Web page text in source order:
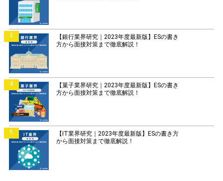
3
【銀行業界研究｜2023年度最新版】ESの書き
方から面接対策まで徹底解説！
4
【菓子業界研究｜2023年度最新版】ESの書き
方から面接対策まで徹底解説！
5
【IT業界研究｜2023年度最新版】ESの書き方
から面接対策まで徹底解説！